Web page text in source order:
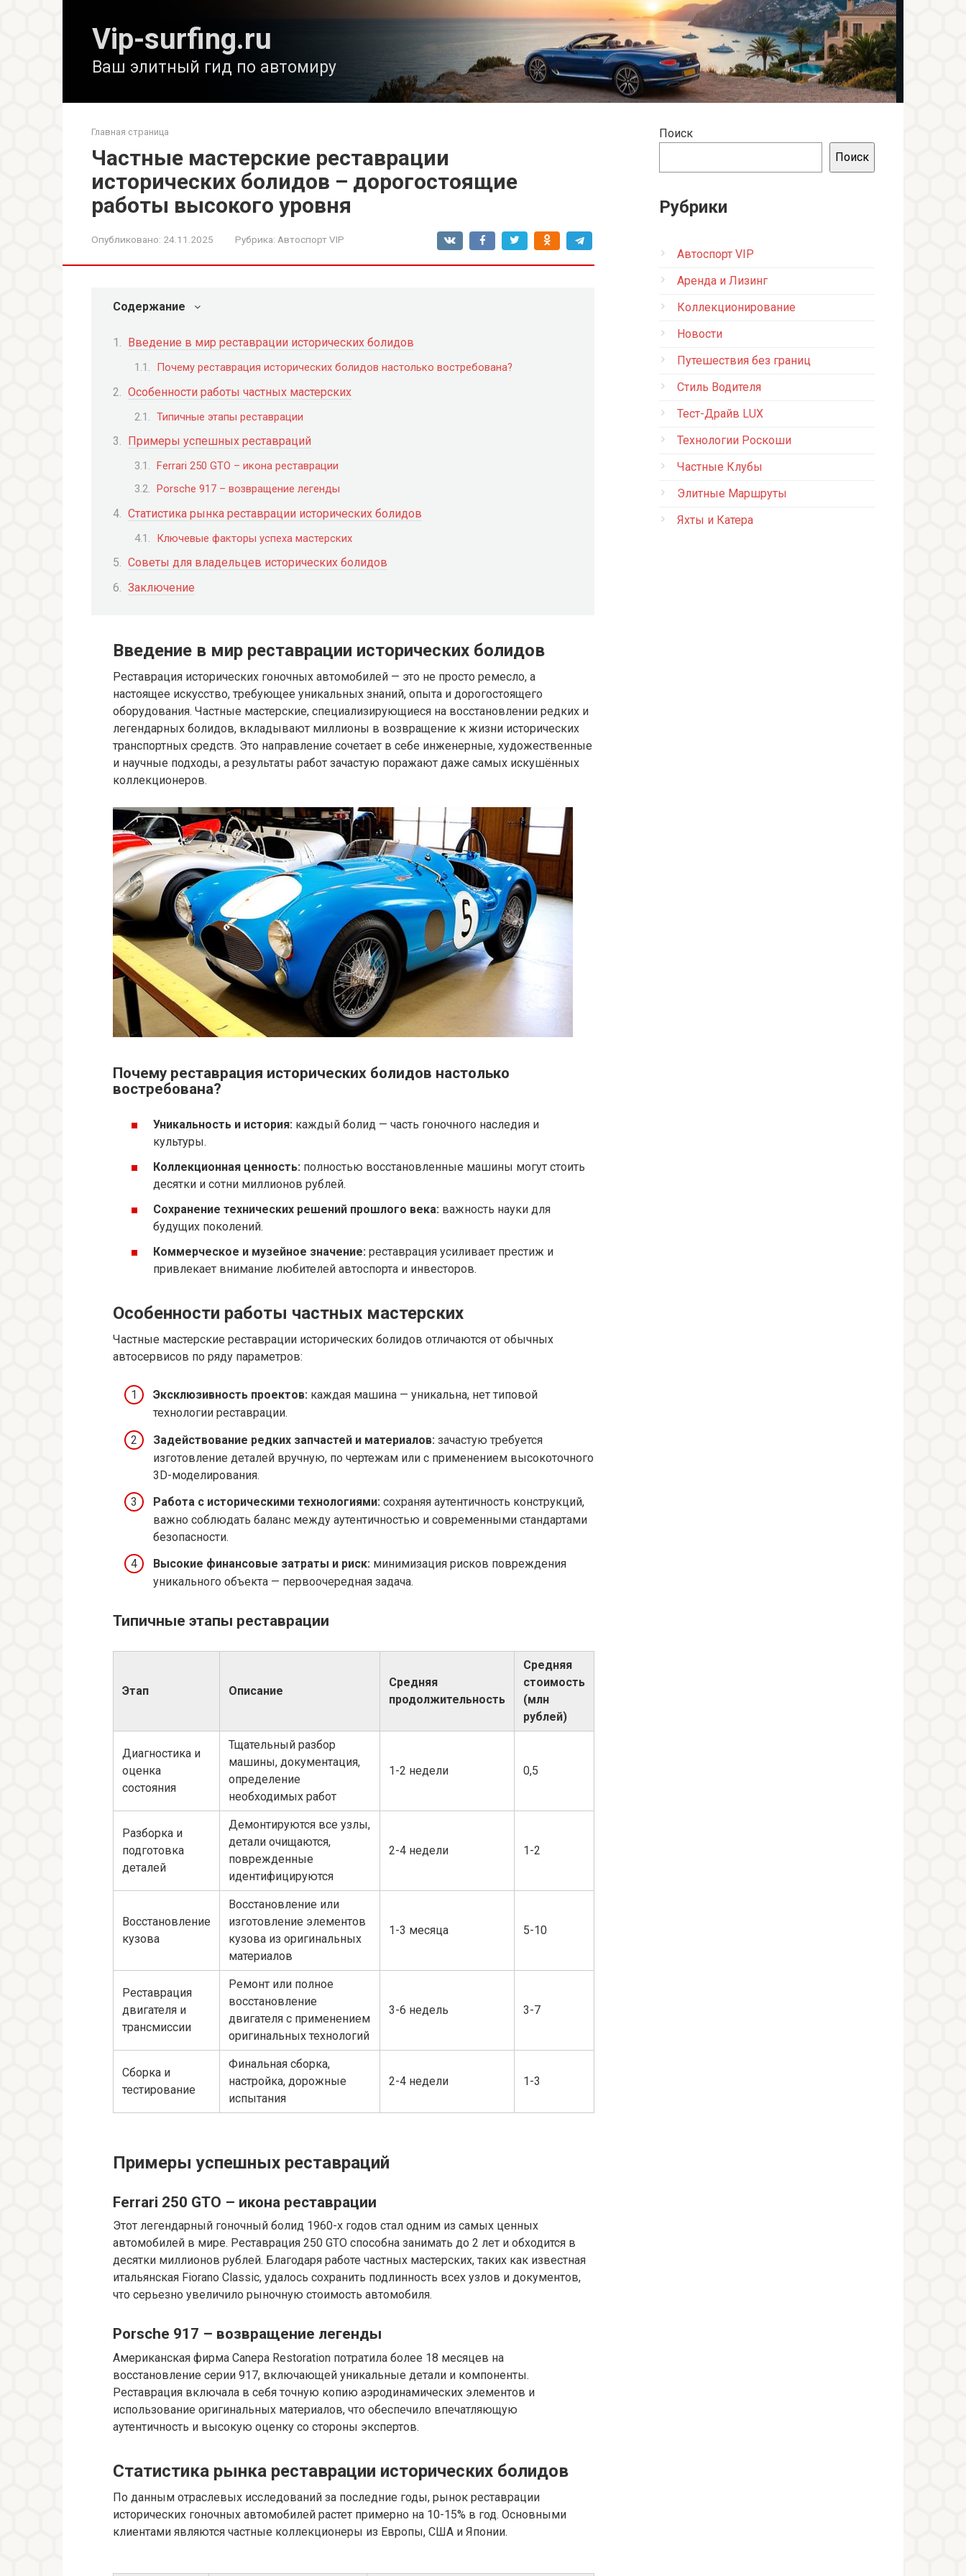
Vip-surfing.ru
Ваш элитный гид по автомиру
Главная страница
Частные мастерские реставрации
исторических болидов – дорогостоящие
работы высокого уровня
Опубликовано: 24.11.2025 Рубрика: Автоспорт VIP
Содержание
Введение в мир реставрации исторических болидов
Почему реставрация исторических болидов настолько востребована?
Особенности работы частных мастерских
Типичные этапы реставрации
Примеры успешных реставраций
Ferrari 250 GTO – икона реставрации
Porsche 917 – возвращение легенды
Статистика рынка реставрации исторических болидов
Ключевые факторы успеха мастерских
Советы для владельцев исторических болидов
Заключение
Введение в мир реставрации исторических болидов
Реставрация исторических гоночных автомобилей — это не просто ремесло, а
настоящее искусство, требующее уникальных знаний, опыта и дорогостоящего
оборудования. Частные мастерские, специализирующиеся на восстановлении редких и
легендарных болидов, вкладывают миллионы в возвращение к жизни исторических
транспортных средств. Это направление сочетает в себе инженерные, художественные
и научные подходы, а результаты работ зачастую поражают даже самых искушённых
коллекционеров.
Почему реставрация исторических болидов настолько
востребована?
Уникальность и история: каждый болид — часть гоночного наследия и
культуры.
Коллекционная ценность: полностью восстановленные машины могут стоить
десятки и сотни миллионов рублей.
Сохранение технических решений прошлого века: важность науки для
будущих поколений.
Коммерческое и музейное значение: реставрация усиливает престиж и
привлекает внимание любителей автоспорта и инвесторов.
Особенности работы частных мастерских
Частные мастерские реставрации исторических болидов отличаются от обычных
автосервисов по ряду параметров:
Эксклюзивность проектов: каждая машина — уникальна, нет типовой
технологии реставрации.
Задействование редких запчастей и материалов: зачастую требуется
изготовление деталей вручную, по чертежам или с применением высокоточного
3D-моделирования.
Работа с историческими технологиями: сохраняя аутентичность конструкций,
важно соблюдать баланс между аутентичностью и современными стандартами
безопасности.
Высокие финансовые затраты и риск: минимизация рисков повреждения
уникального объекта — первоочередная задача.
Типичные этапы реставрации
Этап Описание
Средняя
продолжительность
Средняя
стоимость
(млн
рублей)
Диагностика и
оценка
состояния
Тщательный разбор
машины, документация,
определение
необходимых работ
1-2 недели 0,5
Разборка и
подготовка
деталей
Демонтируются все узлы,
детали очищаются,
поврежденные
идентифицируются
2-4 недели 1-2
Восстановление
кузова
Восстановление или
изготовление элементов
кузова из оригинальных
материалов
1-3 месяца 5-10
Реставрация
двигателя и
трансмиссии
Ремонт или полное
восстановление
двигателя с применением
оригинальных технологий
3-6 недель 3-7
Сборка и
тестирование
Финальная сборка,
настройка, дорожные
испытания
2-4 недели 1-3
Примеры успешных реставраций
Ferrari 250 GTO – икона реставрации
Этот легендарный гоночный болид 1960-х годов стал одним из самых ценных
автомобилей в мире. Реставрация 250 GTO способна занимать до 2 лет и обходится в
десятки миллионов рублей. Благодаря работе частных мастерских, таких как известная
итальянская Fiorano Classic, удалось сохранить подлинность всех узлов и документов,
что серьезно увеличило рыночную стоимость автомобиля.
Porsche 917 – возвращение легенды
Американская фирма Canepa Restoration потратила более 18 месяцев на
восстановление серии 917, включающей уникальные детали и компоненты.
Реставрация включала в себя точную копию аэродинамических элементов и
использование оригинальных материалов, что обеспечило впечатляющую
аутентичность и высокую оценку со стороны экспертов.
Статистика рынка реставрации исторических болидов
По данным отраслевых исследований за последние годы, рынок реставрации
исторических гоночных автомобилей растет примерно на 10-15% в год. Основными
клиентами являются частные коллекционеры из Европы, США и Японии.
Поиск
Поиск
Рубрики
Автоспорт VIP
Аренда и Лизинг
Коллекционирование
Новости
Путешествия без границ
Стиль Водителя
Тест-Драйв LUX
Технологии Роскоши
Частные Клубы
Элитные Маршруты
Яхты и Катера